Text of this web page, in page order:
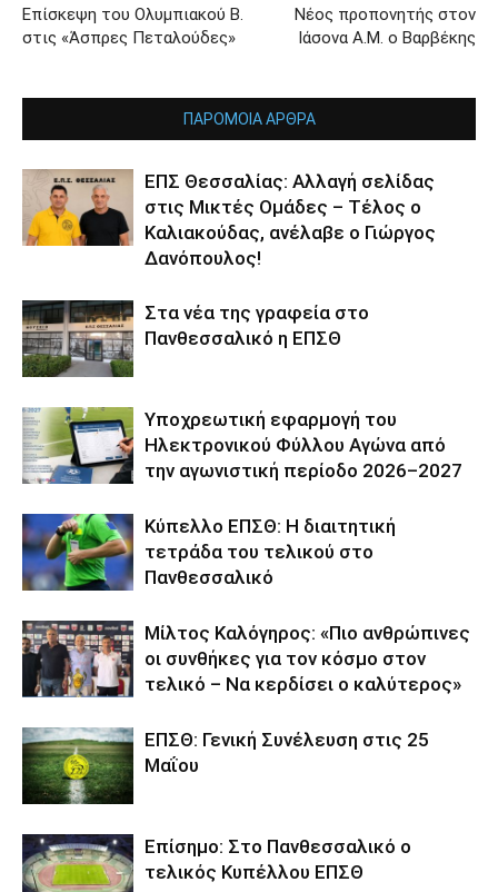
Επίσκεψη του Ολυμπιακού Β.
στις «Άσπρες Πεταλούδες»
Νέος προπονητής στον
Ιάσονα Α.Μ. ο Βαρβέκης
ΠΑΡΟΜΟΙΑ ΑΡΘΡΑ
ΕΠΣ Θεσσαλίας: Αλλαγή σελίδας
στις Μικτές Ομάδες – Τέλος ο
Καλιακούδας, ανέλαβε ο Γιώργος
Δανόπουλος!
Στα νέα της γραφεία στο
Πανθεσσαλικό η ΕΠΣΘ
Υποχρεωτική εφαρμογή του
Ηλεκτρονικού Φύλλου Αγώνα από
την αγωνιστική περίοδο 2026–2027
Κύπελλο ΕΠΣΘ: Η διαιτητική
τετράδα του τελικού στο
Πανθεσσαλικό
Μίλτος Καλόγηρος: «Πιο ανθρώπινες
οι συνθήκες για τον κόσμο στον
τελικό – Να κερδίσει ο καλύτερος»
ΕΠΣΘ: Γενική Συνέλευση στις 25
Μαΐου
Επίσημο: Στο Πανθεσσαλικό ο
τελικός Κυπέλλου ΕΠΣΘ